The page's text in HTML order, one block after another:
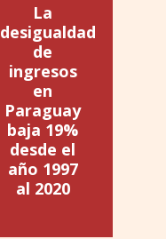
La
desigualdad
de
ingresos
en
Paraguay
baja 19%
desde el
año 1997
al 2020